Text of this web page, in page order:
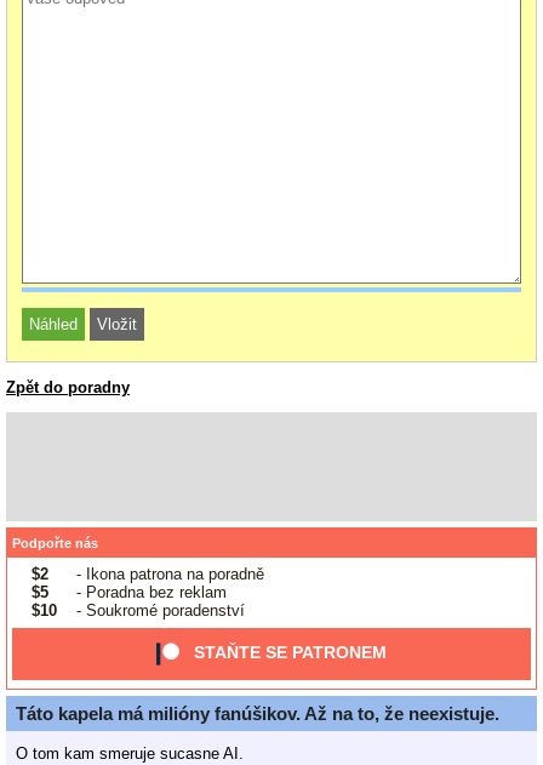
Zpět do poradny
Podpořte nás
$2
- Ikona patrona na poradně
$5
- Poradna bez reklam
$10
- Soukromé poradenství
STAŇTE SE PATRONEM
Táto kapela má milióny fanúšikov. Až na to, že neexistuje.
O tom kam smeruje sucasne AI.